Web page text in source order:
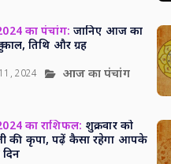
का पंचांग: जानिए आज का
काल, तिथि और ग्रह
2024 आज का पंचांग
का राशिफल: शुक्रवार को
जी की कृपा, पढ़ें कैसा रहेगा आपके